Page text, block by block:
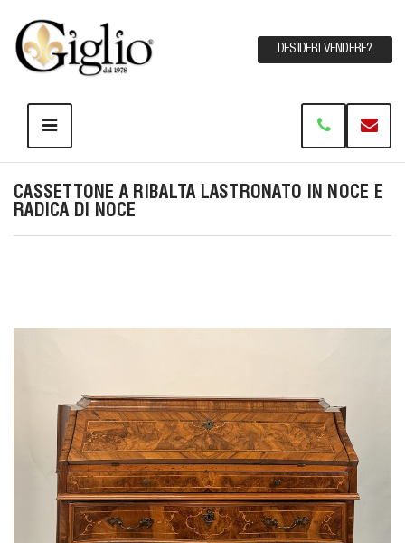
DESIDERI VENDERE?
CASSETTONE A RIBALTA LASTRONATO IN NOCE E
RADICA DI NOCE